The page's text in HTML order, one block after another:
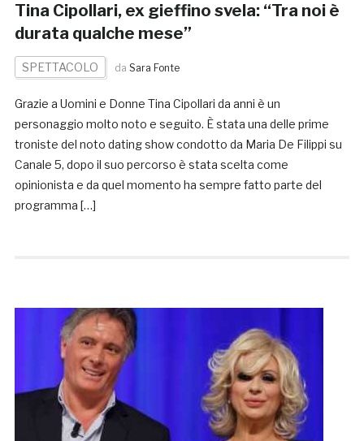
Tina Cipollari, ex gieffino svela: “Tra noi è
durata qualche mese”
SPETTACOLO da Sara Fonte
Grazie a Uomini e Donne Tina Cipollari da anni è un
personaggio molto noto e seguito. È stata una delle prime
troniste del noto dating show condotto da Maria De Filippi su
Canale 5, dopo il suo percorso è stata scelta come
opinionista e da quel momento ha sempre fatto parte del
programma […]